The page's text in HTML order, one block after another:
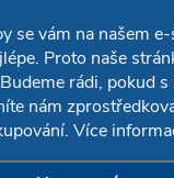
se vám na našem
Proto naše
rádi, pokud
nám
Více